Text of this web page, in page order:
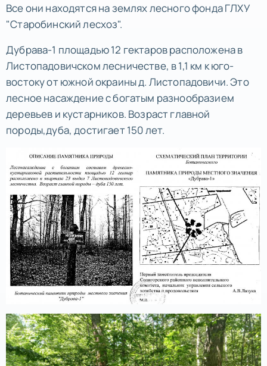
Все они находятся на землях лесного фонда ГЛХУ
"Старобинский лесхоз".
Дубрава-1 площадью 12 гектаров расположена в
Листопадовичском лесничестве, в 1,1 км к юго-
востоку от южной окраины д. Листопадовичи. Это
лесное насаждение с богатым разнообразием
деревьев и кустарников. Возраст главной
породы,дуба, достигает 150 лет.